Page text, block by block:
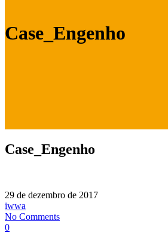
Case_Engenho
Case_Engenho
29 de dezembro de 2017
iwwa
No Comments
0